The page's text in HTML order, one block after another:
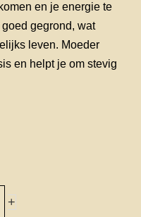
en je energie te
gegrond, wat
leven. Moeder
en helpt je om stevig
+